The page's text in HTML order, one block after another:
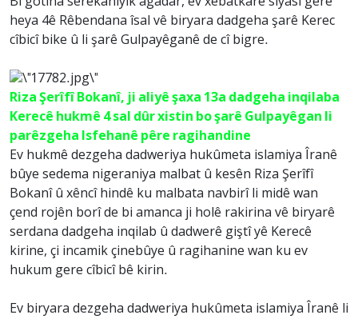
heya 4ê Rêbendana îsal vê biryara dadgeha şarê Kerec
cîbicî bike û li şarê Gulpayêganê de cî bigre.
Riza Şerîfî Bokanî, ji aliyê şaxa 13a dadgeha inqilaba
Kerecê hukmê 4 sal dûr xistin bo şarê Gulpayêgan li
parêzgeha Isfehanê pêre ragihandine
Ev hukmê dezgeha dadweriya hukûmeta islamiya Îranê
bûye sedema nigeraniya malbat û kesên Riza Şerîfî
Bokanî û xêncî hindê ku malbata navbirî li midê wan
çend rojên borî de bi amanca ji holê rakirina vê biryarê
serdana dadgeha inqilab û dadwerê giştî yê Kerecê
kirine, çi incamik çinebûye û ragihanine wan ku ev
hukum gere cîbicî bê kirin.
Ev biryara dezgeha dadweriya hukûmeta islamiya Îranê li